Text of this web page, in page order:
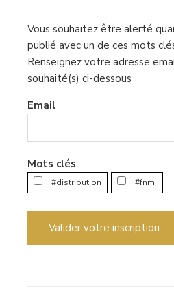
Vous souhaitez être alerté
publié avec un de ces mots
Renseignez votre adresse
souhaité(s) ci-dessous
Email
Mots clés
#distribution #fnmj
Valider votre inscription